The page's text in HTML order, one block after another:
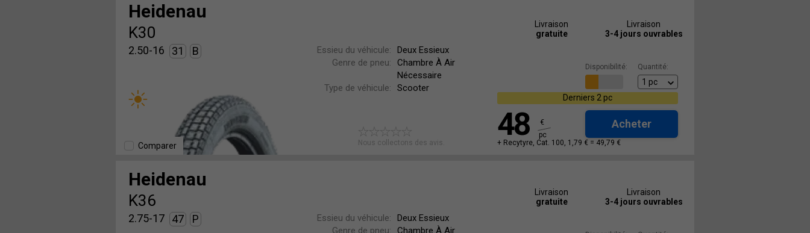
Heidenau
K30
2.50-16 31 B
Comparer
Essieu du véhicule:
Deux Essieux
Genre de pneu:
Chambre À Air
Nécessaire
Type de véhicule:
Scooter
Nous collectons des avis.
Livraison
gratuite
Livraison
3-4 jours ouvrables
Disponibilité: Quantité:
Derniers 2 pc
48
€
pc
Acheter
+ Recytyre, Cat. 100, 1,79 € = 49,79 €
Heidenau
K36
2.75-17 47 P Essieu du véhicule:
Deux Essieux
Genre de pneu:
Chambre À Air
Livraison
gratuite
Livraison
3-4 jours ouvrables